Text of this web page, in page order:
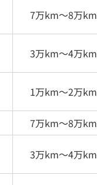
7万km〜8万km
3万km〜4万km
1万km〜2万km
7万km〜8万km
3万km〜4万km